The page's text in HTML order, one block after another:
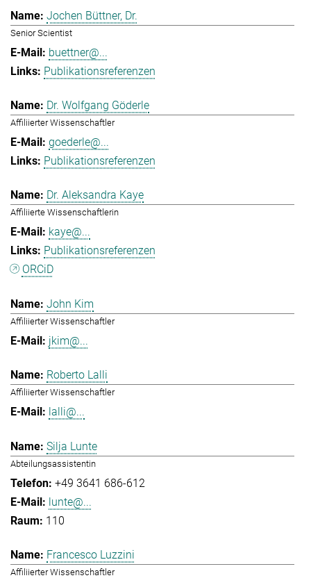
Jochen Büttner, Dr.
Senior Scientist
buettner@...
Publikationsreferenzen
Dr. Wolfgang Göderle
Affiliierter Wissenschaftler
goederle@...
Publikationsreferenzen
Dr. Aleksandra Kaye
Affiliierte Wissenschaftlerin
kaye@...
Publikationsreferenzen
ORCiD
John Kim
Affiliierter Wissenschaftler
jkim@...
Roberto Lalli
Affiliierter Wissenschaftler
lalli@...
Silja Lunte
Abteilungsassistentin
+49 3641 686-612
lunte@...
110
Francesco Luzzini
Affiliierter Wissenschaftler